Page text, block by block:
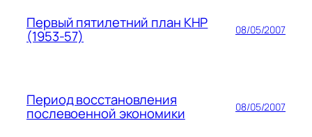
Первый пятилетний план КНР
(1953-57) 08/05/2007
Период восстановления
послевоенной экономики 08/05/2007